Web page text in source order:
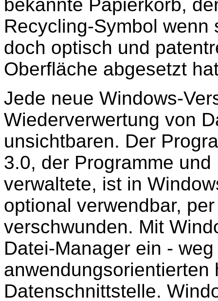
bekannte Papierkorb,
Recycling-Symbol
doch optisch und
Oberfläche abgesetzt
Jede neue Windows-
Wiederverwertung von
unsichtbaren. Der
3.0, der Programme
verwaltete, ist in
optional verwendbar,
verschwunden. Mit
Datei-Manager ein -
Datenschnittstelle.